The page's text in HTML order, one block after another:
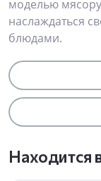
моделью
наслаждаться
блюдами.
Находится